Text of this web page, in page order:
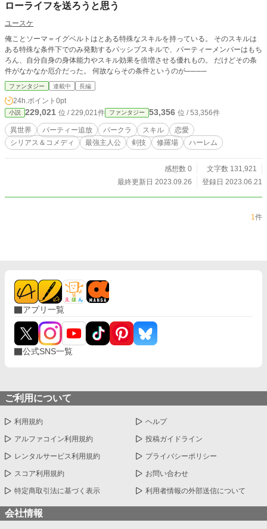
ローライフを送ろうと思う
ユースケ
俺ことソーマ＝イグベルトはとある特殊なスキルを持っている。 そのスキルは
ある特殊な条件下でのみ発動するパッシブスキルで、パーティーメンバーはもち
ろん、自分自身の身体能力やスキル効果を倍増させる優れもの。 だけどその条
件がなかなか厄介だった。 何故ならその条件というのが────
ファンタジー 連載中 長編
24h.ポイント 0pt
小説 229,021 位 / 229,021件 ファンタジー 53,356 位 / 53,356件
異世界 パーティー追放 パークラ スキル
恋愛
シリアス＆コメディ
最強主人公 剣技 修羅場 ハーレム
感想数 0
文字数 131,921
最終更新日 2023.09.26
登録日 2023.06.21
1件
アプリ一覧
公式SNS一覧
ご利用について
利用規約 ヘルプ
アルファコイン利用規約 投稿ガイドライン
レンタルサービス利用規約 プライバシーポリシー
スコア利用規約 お問い合わせ
特定商取引法に基づく表示 利用者情報の外部送信について
会社情報